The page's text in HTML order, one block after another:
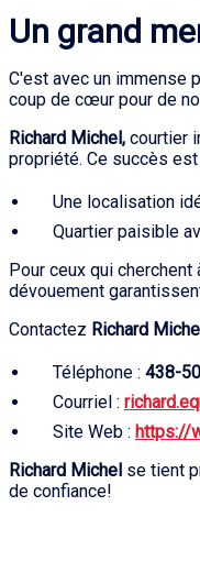
Un grand
C'est avec un immense
coup de cœur pour de
Richard Michel, courtier
propriété. Ce succès
Une localisation
Quartier paisible
Pour ceux qui
dévouement
Contactez Richard
Téléphone : 438-
Courriel :
Site Web : https://
Richard Michel se tient
de confiance!